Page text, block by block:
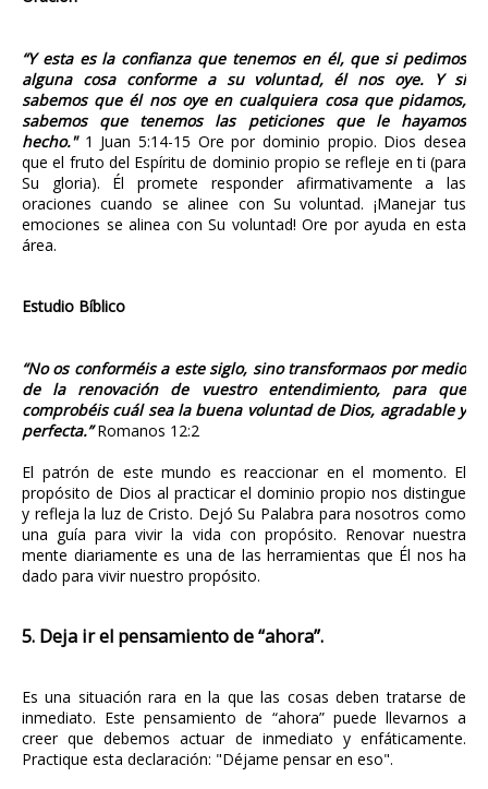
“Y esta es la confianza que tenemos en él, que si pedimos
alguna cosa conforme a su voluntad, él nos oye. Y si
sabemos que él nos oye en cualquiera cosa que pidamos,
sabemos que tenemos las peticiones que le hayamos
hecho."1 Juan 5:14-15 Ore por dominio propio. Dios desea
que el fruto del Espíritu de dominio propio se refleje en ti (para
Su gloria). Él promete responder afirmativamente a las
oraciones cuando se alinee con Su voluntad. ¡Manejar tus
emociones se alinea con Su voluntad! Ore por ayuda en esta
área.
Estudio Bíblico
“No os conforméis a este siglo, sino transformaos por medio
de la renovación de vuestro entendimiento, para que
comprobéis cuál sea la buena voluntad de Dios, agradable y
perfecta.”Romanos 12:2
El patrón de este mundo es reaccionar en el momento. El
propósito de Dios al practicar el dominio propio nos distingue
y refleja la luz de Cristo. Dejó Su Palabra para nosotros como
una guía para vivir la vida con propósito. Renovar nuestra
mente diariamente es una de las herramientas que Él nos ha
dado para vivir nuestro propósito.
5. Deja ir el pensamiento de “ahora”.
Es una situación rara en la que las cosas deben tratarse de
inmediato. Este pensamiento de “ahora” puede llevarnos a
creer que debemos actuar de inmediato y enfáticamente.
Practique esta declaración: "Déjame pensar en eso".